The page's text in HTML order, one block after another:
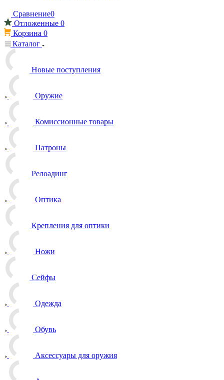
Сравнение0
Отложенные 0
Корзина 0
Каталог
Новые поступления
Оружие
Комиссионные товары
Патроны
Релоадинг
Оптика
Крепления для оптики
Ножи
Сейфы
Одежда
Обувь
Аксессуары для оружия